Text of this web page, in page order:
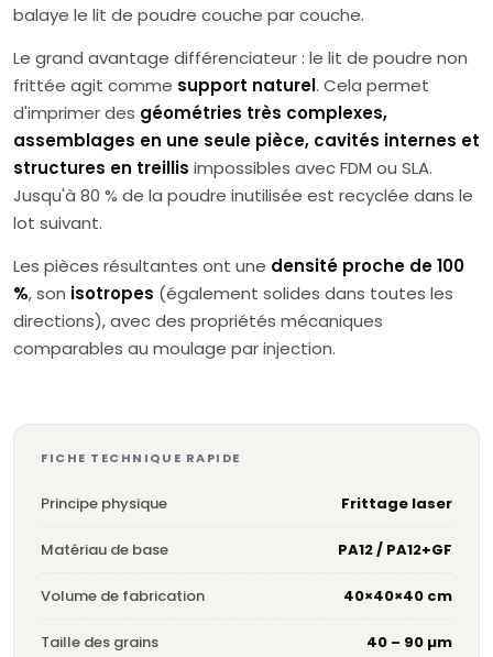
balaye le lit de poudre couche par couche.
Le grand avantage différenciateur : le lit de poudre non
frittée agit comme support naturel. Cela permet
d'imprimer des géométries très complexes,
assemblages en une seule pièce, cavités internes et
structures en treillis impossibles avec FDM ou SLA.
Jusqu'à 80 % de la poudre inutilisée est recyclée dans le
lot suivant.
Les pièces résultantes ont une densité proche de 100
%, son isotropes (également solides dans toutes les
directions), avec des propriétés mécaniques
comparables au moulage par injection.
FICHE TECHNIQUE RAPIDE
Principe physique Frittage laser
Matériau de base PA12 / PA12+GF
Volume de fabrication 40×40×40 cm
Taille des grains 40 – 90 µm